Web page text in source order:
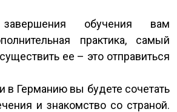
обучения вам
практика, самый
ее – это отправиться
в Германию вы будете сочетать
и знакомство со страной.